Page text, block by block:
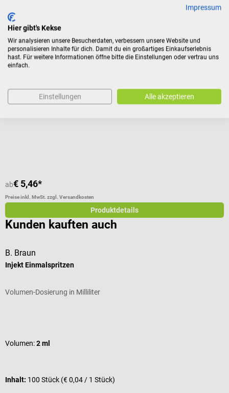
Zubehör
Intersurgical
ab€ 5,46*
Preise inkl. MwSt. zzgl. Versandkosten
Produktdetails
Kunden kauften auch
B. Braun
Injekt Einmalspritzen
Volumen-Dosierung in Milliliter
Volumen:2 ml
Inhalt: 100 Stück (€ 0,04 / 1 Stück)
Impressum
Hier gibt's Kekse
Wir analysieren unsere Besucherdaten, verbessern unsere Website und
personalisieren Inhalte für dich. Damit du ein großartiges Einkaufserlebnis
hast. Für weitere Informationen öffne bitte die Einstellungen oder vertrau uns
einfach.
Einstellungen Alle akzeptieren